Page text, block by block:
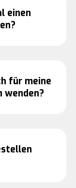
einen
für meine
wenden?